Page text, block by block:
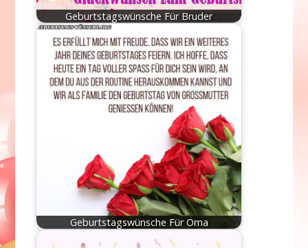
Geburtstagswünsche Für Bruder
Geburtstagswünsche Für Oma